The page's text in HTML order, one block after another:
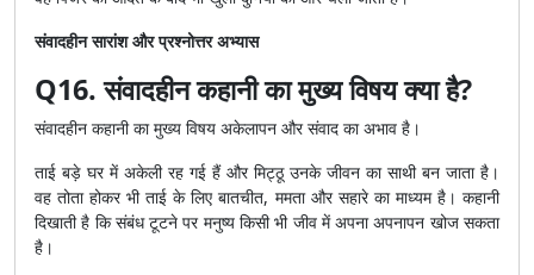
संवादहीन सारांश और प्रश्नोत्तर अभ्यास
Q16. संवादहीन कहानी का मुख्य विषय क्या है?
संवादहीन कहानी का मुख्य विषय अकेलापन और संवाद का अभाव है।
ताई बड़े घर में अकेली रह गई हैं और मिट्ठू उनके जीवन का साथी बन जाता है।
वह तोता होकर भी ताई के लिए बातचीत, ममता और सहारे का माध्यम है। कहानी
दिखाती है कि संबंध टूटने पर मनुष्य किसी भी जीव में अपना अपनापन खोज सकता
है।